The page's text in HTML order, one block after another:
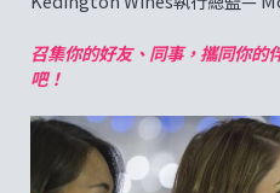
召集你的好友、同事，攜同你的
吧！